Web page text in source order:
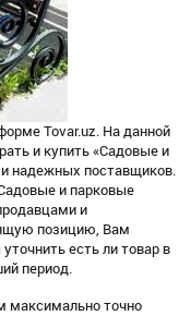
Tovar.uz. На данной
и купить «Садовые и
надежных поставщиков.
и парковые
и
позицию, Вам
есть ли товар в
период.
максимально точно